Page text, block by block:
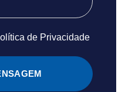
de Privacidade